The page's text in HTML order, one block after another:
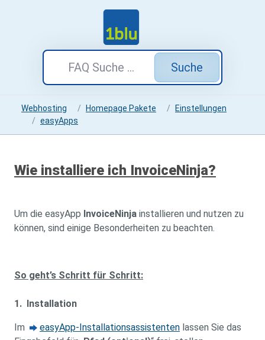
Suche
Webhosting Homepage Pakete
Einstellungen
easyApps
Wie installiere ich InvoiceNinja?
Um die easyApp InvoiceNinja installieren und nutzen zu
können, sind einige Besonderheiten zu beachten.
So geht’s Schritt für Schritt:
1. Installation
Im easyApp-Installationsassistenten lassen Sie das